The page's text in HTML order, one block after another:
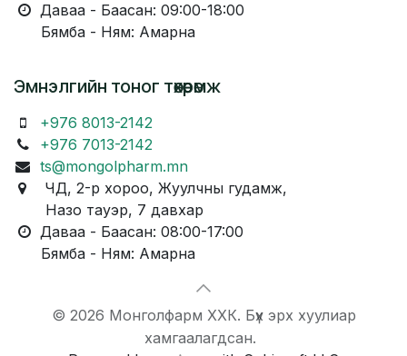
Даваа - Баасан: 09:00-18:00
Бямба - Ням: Амарна
Эмнэлгийн тоног төхөөрөмж
+976 8013-2142
+976 7013-2142
ts@mongolpharm.mn
ЧД, 2-р хороо, Жуулчны гудамж,
Назо тауэр, 7 давхар
Даваа - Баасан: 08:00-17:00
Бямба - Ням: Амарна
© 2026 Монголфарм ХХК. Бүх эрх хуулиар
хамгаалагдсан.